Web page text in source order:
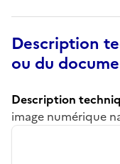
Description
ou du
Description
image numérique